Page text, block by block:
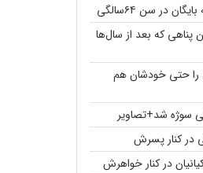
در سن ۶۴سالگی
که بعد از سال‌ها
را حتی خودشان هم
سوژه شد+تصاویر
در کنار پسرش
در کنار خواهرش